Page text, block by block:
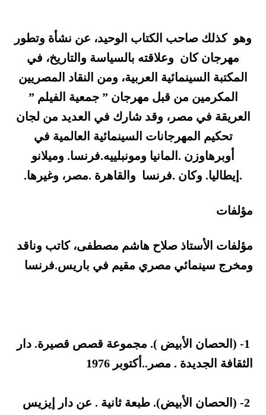
وهو كذلك صاحب الكتاب الوحيد، عن نشأة وتطور
مهرجان كان وعلاقته بالسياسة والتاريخ، في
المكتبة السينمائية العربية، ومن النقاد المصريين
المكرمين من قبل مهرجان ” جمعية الفيلم ”
العريقة في مصر، وقد شارك في العديد من لجان
تحكيم المهرجانات السينمائية العالمية في
أوبرهاوزن .المانيا ومونبلييه.فرنسا. وميلانو
.إيطاليا. وكان .فرنسا والقاهرة .مصر، وغيرها.
مؤلفات
مؤلفات الأستاذ صلاح هاشم مصطفى، كاتب وناقد
ومخرج سينمائي مصري مقيم في باريس.فرنسا
1- (الحصان الأبيض ). مجموعة قصص قصيرة. دار
الثقافة الجديدة . مصر..أكتوبر 1976
2- (الحصان الأبيض). طبعة ثانية . عن دار إيزيس